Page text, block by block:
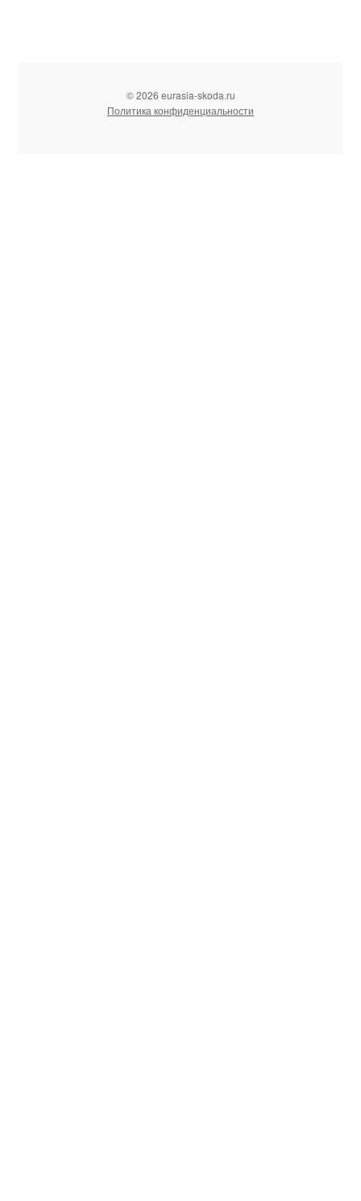
© 2026 eurasia-skoda.ru
Политика конфиденциальности